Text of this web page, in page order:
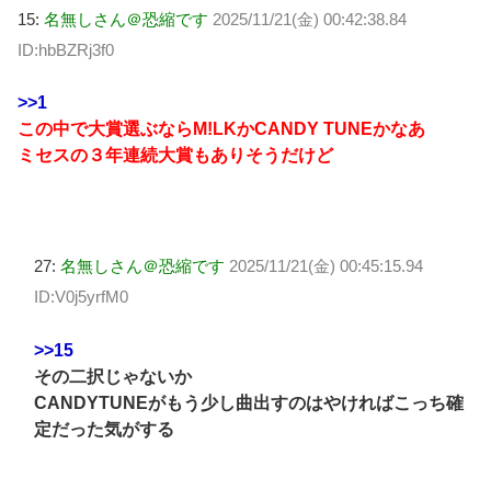
15: 名無しさん＠恐縮です 2025/11/21(金) 00:42:38.84
ID:hbBZRj3f0
>>1
この中で大賞選ぶならM!LKかCANDY TUNEかなあ
ミセスの３年連続大賞もありそうだけど
27: 名無しさん＠恐縮です 2025/11/21(金) 00:45:15.94
ID:V0j5yrfM0
>>15
その二択じゃないか
CANDYTUNEがもう少し曲出すのはやければこっち確
定だった気がする